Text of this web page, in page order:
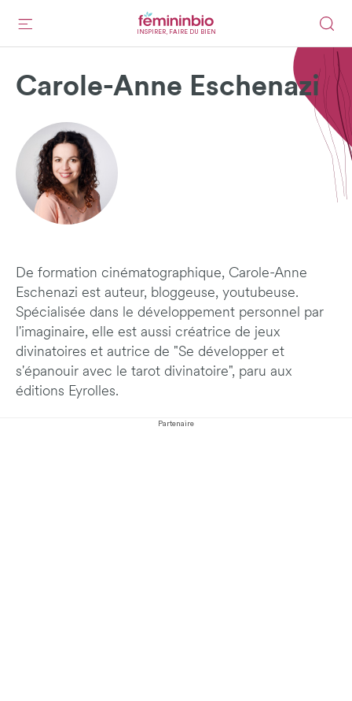
INSPIRER, FAIRE DU BIEN
Carole-Anne Eschenazi
De formation cinématographique, Carole-Anne
Eschenazi est auteur, bloggeuse, youtubeuse.
Spécialisée dans le développement personnel par
l'imaginaire, elle est aussi créatrice de jeux
divinatoires et autrice de "Se développer et
s'épanouir avec le tarot divinatoire", paru aux
éditions Eyrolles.
Partenaire